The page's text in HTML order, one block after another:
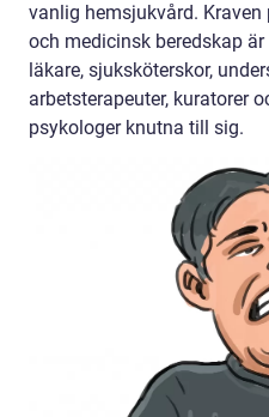
vanlig hemsjukvård.
och medicinsk beredskap
läkare, sjuksköterskor,
arbetsterapeuter, kuratorer
psykologer knutna till sig.